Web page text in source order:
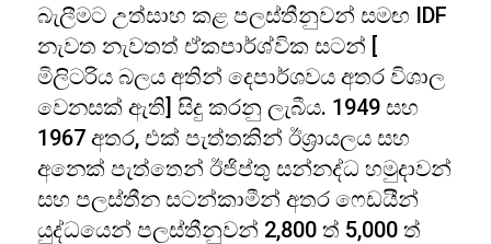
බැලීමට උත්සාහ කළ පලස්තීනුවන් සමඟ IDF
නැවත නැවතත් ඒකපාර්ශ්වික සටන් [
මිලිටරිය බලය අතින් දෙපාර්ශවය අතර විශාල
වෙනසක් ඇති] සිදු කරනු ලැබීය. 1949 සහ
1967 අතර, එක් පැත්තකින් ඊශ්‍රායලය සහ
අනෙක් පැත්තෙන් ඊජිප්තු සන්නද්ධ හමුදාවන්
සහ පලස්තීන සටන්කාමීන් අතර ෆෙඩයීන්
යුද්ධයෙන් පලස්තීනුවන් 2,800 ත් 5,000 ත්